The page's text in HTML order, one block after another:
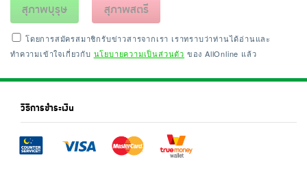
สุภาพบุรุษ สุภาพสตรี
โดยการสมัครสมาชิกรับข่าวสารจากเรา เราทราบว่าท่านได้อ่านและ
ทำความเข้าใจเกี่ยวกับ นโยบายความเป็นส่วนตัว ของ AllOnline แล้ว
วิธีการชำระเงิน